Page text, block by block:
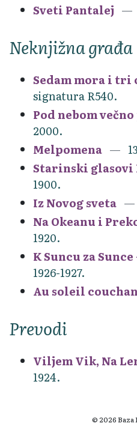
Sveti Pantalej
Neknjižna građa
Sedam mora i tri
signatura R540.
Pod nebom
2000.
Melpomena
Starinski glasovi
1900.
Iz Novog sveta
Na Okeanu i
1920.
K Suncu za
1926-1927.
Au soleil
Prevodi
Viljem Vik, Na
1924.
© 2026